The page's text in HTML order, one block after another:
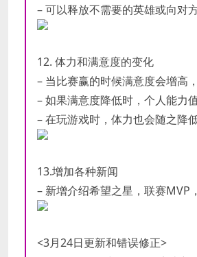
– 可以释放不需要的英雄或向对
12. 体力和满意度的变化
– 当比赛赢的时候满意度会增高
– 如果满意度降低时，个人能力
– 在玩游戏时，体力也会随之降
13.增加各种新闻
– 新增介绍希望之星，联赛MVP
<3月24日更新和错误修正>